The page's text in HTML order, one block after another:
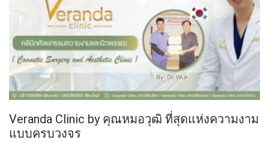
Veranda Clinic by คุณหมอวุฒิ ที่สุดแห่งความงาม
แบบครบวงจร